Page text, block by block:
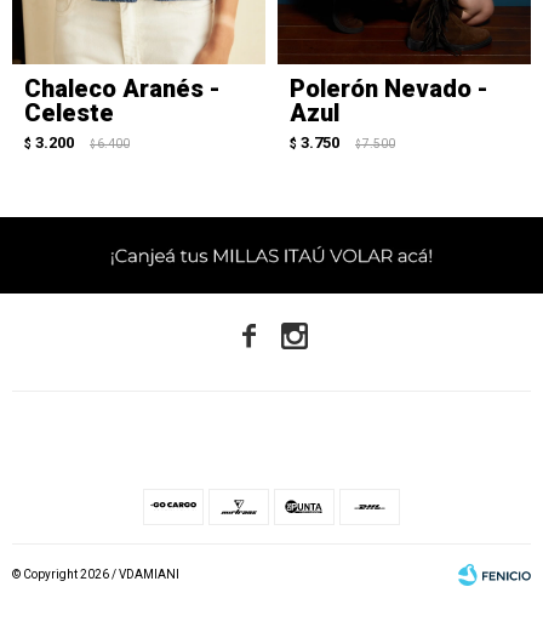
Chaleco Aranés -
Celeste
$ 3.200 $ 6.400
Polerón Nevado -
Azul
$ 3.750 $ 7.500
 
© Copyright 2026 / VDAMIANI